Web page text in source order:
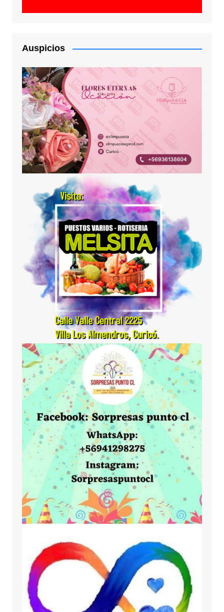
Auspicios